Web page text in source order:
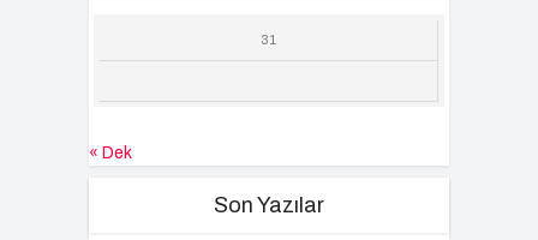
31
« Dek
Son Yazılar